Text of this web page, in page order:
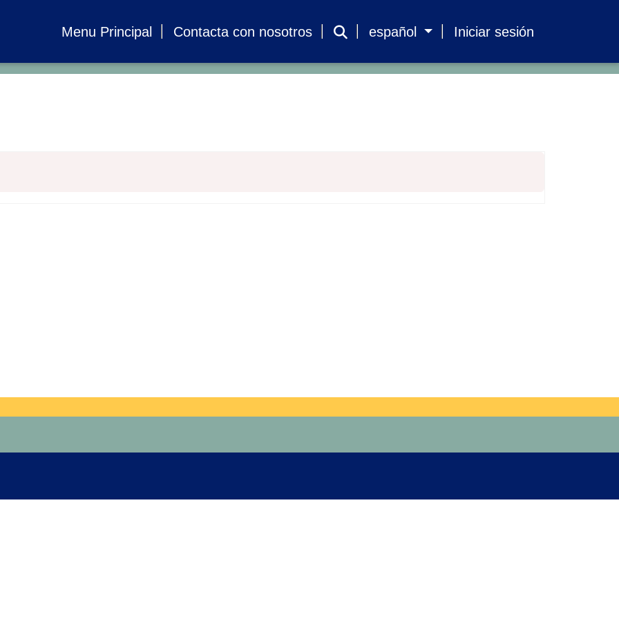
Menu Principal Contacta con nosotros español Iniciar sesión